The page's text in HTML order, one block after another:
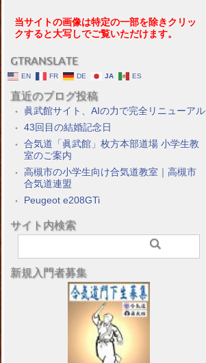
当サイトの画像は特定の一部を除きクリッ
クすると大写しでご覧いただけます。
GTRANSLATE
EN FR DE JA ES
直近のブログ投稿
眞武館サイト、AIの力で完全リニューアル
43回目の結婚記念日
合気道「眞武館」枚方本部道場 小学生教
室のご案内
高槻市の小学生向け合気道教室｜高槻市
合気道連盟
Peugeot e208GTi
サイト内検索
新規入門者募集